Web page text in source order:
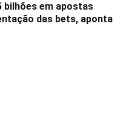
bilhões em apostas
das bets, aponta